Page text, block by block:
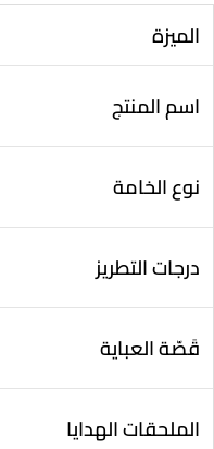
الميزة
اسم المنتج
نوع الخامة
درجات التطريز
قَصّة العباية
الملحقات الهدايا